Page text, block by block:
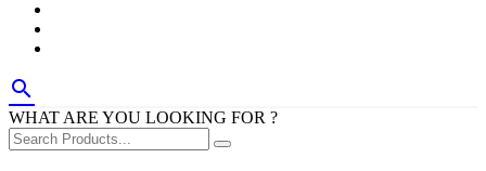
search
WHAT ARE YOU LOOKING FOR ?